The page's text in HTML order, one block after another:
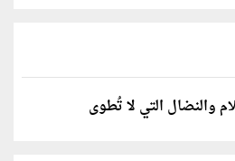
والنضال التي لا تُطوى